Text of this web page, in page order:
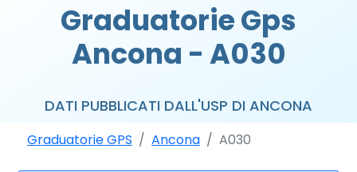
Graduatorie Gps
Ancona - A030
DATI PUBBLICATI DALL'USP DI ANCONA
Graduatorie GPS Ancona A030